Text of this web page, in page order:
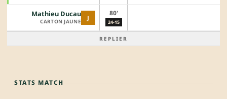
J
Mathieu Ducau
CARTON JAUNE
80'
24-15
REPLIER
STATS MATCH